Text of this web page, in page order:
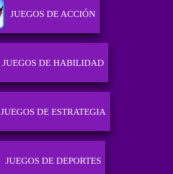
JUEGOS DE ACCIÓN
JUEGOS DE HABILIDAD
JUEGOS DE ESTRATEGIA
JUEGOS DE DEPORTES